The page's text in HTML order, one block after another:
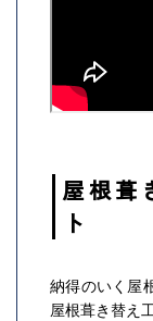
屋根葺
ト
納得のいく屋
屋根葺き替え